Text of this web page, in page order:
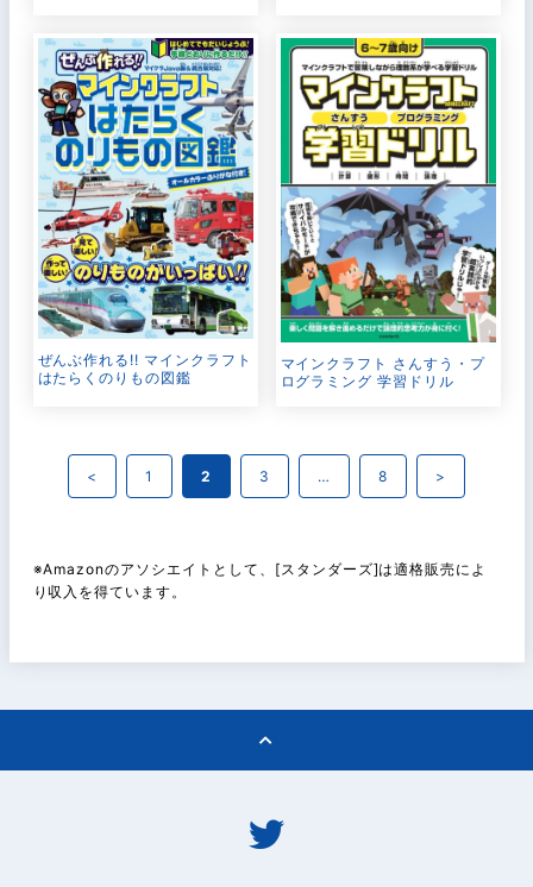
ぜんぶ作れる!! マインクラフト
はたらくのりもの図鑑
マインクラフト さんすう・プ
ログラミング 学習ドリル
< 1 2 3 … 8 >
※Amazonのアソシエイトとして、[スタンダーズ]は適格販売によ
り収入を得ています。